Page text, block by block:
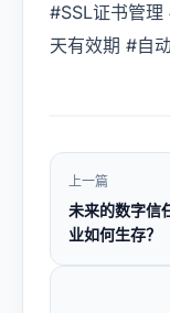
#SSL证书管
天有效期 #自
上一篇
未来的数字信
业如何生存？